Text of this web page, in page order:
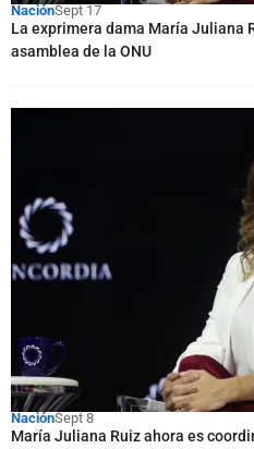
NaciónSept 17
La exprimera dama María Juliana
asamblea de la ONU
NaciónSept 8
María Juliana Ruiz ahora es